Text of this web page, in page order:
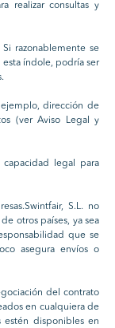
realizar consultas y
razonablemente se
índole, podría ser
dirección de
(ver Aviso Legal y
legal para
S.L. no
otros países, ya sea
que se
asegura envíos o
del contrato
en cualquiera de
estén disponibles en